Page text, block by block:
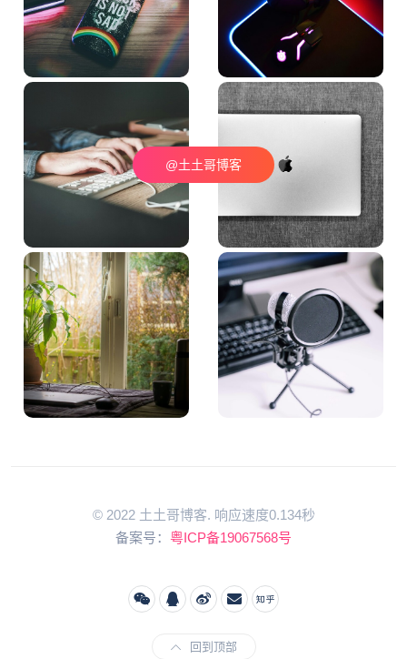
@土土哥博客
© 2022 土土哥博客. 响应速度0.134秒
备案号： 粤ICP备19067568号
回到顶部